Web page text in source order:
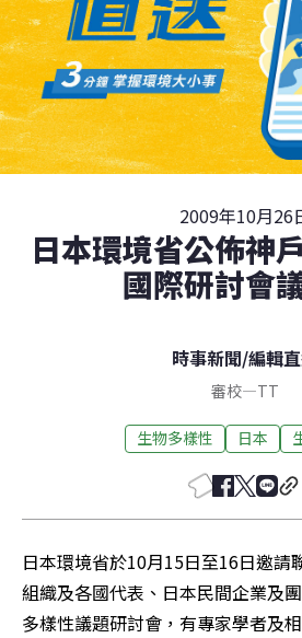
2009年10月26
日本環境省公佈神
國際研討會
時事新聞/編輯
審校—TT
生物多樣性 日本
日本環境省於10月15日至16日邀請
組織及各國代表、日本民間企業及
多樣性議題研討會，有專家學者及